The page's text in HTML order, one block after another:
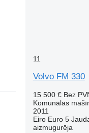
11
Volvo FM 330
15 500 € Bez
Komunālās
2011
Eiro Euro 5
aizmugurēja